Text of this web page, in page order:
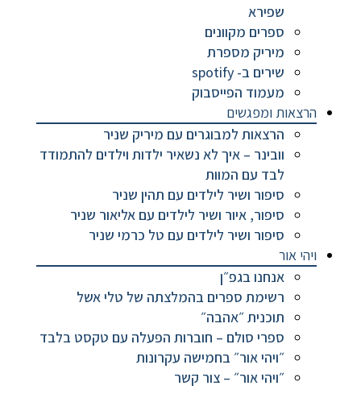
שפירא
ספרים מקוונים
מיריק מספרת
שירים ב- spotify
מעמוד הפייסבוק
הרצאות ומפגשים
הרצאות למבוגרים עם מיריק שניר
וובינר – איך לא נשאיר ילדות וילדים להתמודד
לבד עם המוות
סיפור ושיר לילדים עם תהין שניר
סיפור, איור ושיר לילדים עם אליאור שניר
סיפור ושיר לילדים עם טל כרמי שניר
ויהי אור
אנחנו בגפ״ן
רשימת ספרים בהמלצתה של טלי אשל
תוכנית ״אהבה״
ספרי סולם – חוברות הפעלה עם טקסט בלבד
״ויהי אור״ בחמישה עקרונות
״ויהי אור״ – צור קשר